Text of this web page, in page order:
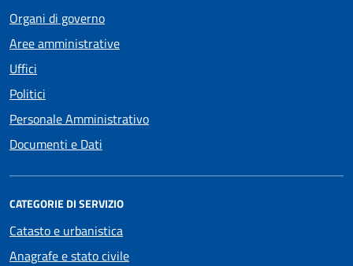
Organi di governo
Aree amministrative
Uffici
Politici
Personale Amministrativo
Documenti e Dati
CATEGORIE DI SERVIZIO
Catasto e urbanistica
Anagrafe e stato civile